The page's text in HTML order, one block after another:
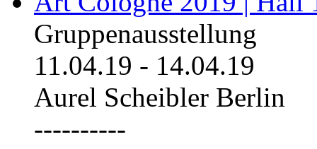
Gruppenausstellung
11.04.19 - 14.04.19
Aurel Scheibler Berlin
----------